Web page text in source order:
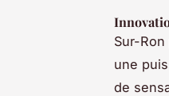
Sur-
une
de